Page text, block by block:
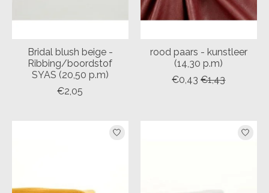
Bridal blush beige -
Ribbing/boordstof
SYAS (20,50 p.m)
€2,05
rood paars - kunstleer
(14,30 p.m)
€0,43 €1,43